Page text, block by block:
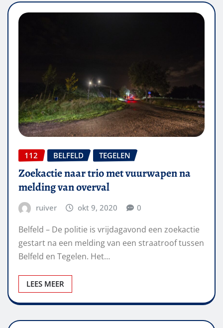
112 BELFELD TEGELEN
Zoekactie naar trio met vuurwapen na
melding van overval
ruiver okt 9, 2020 0
Belfeld – De politie is vrijdagavond een zoekactie
gestart na een melding van een straatroof tussen
Belfeld en Tegelen. Het…
LEES MEER